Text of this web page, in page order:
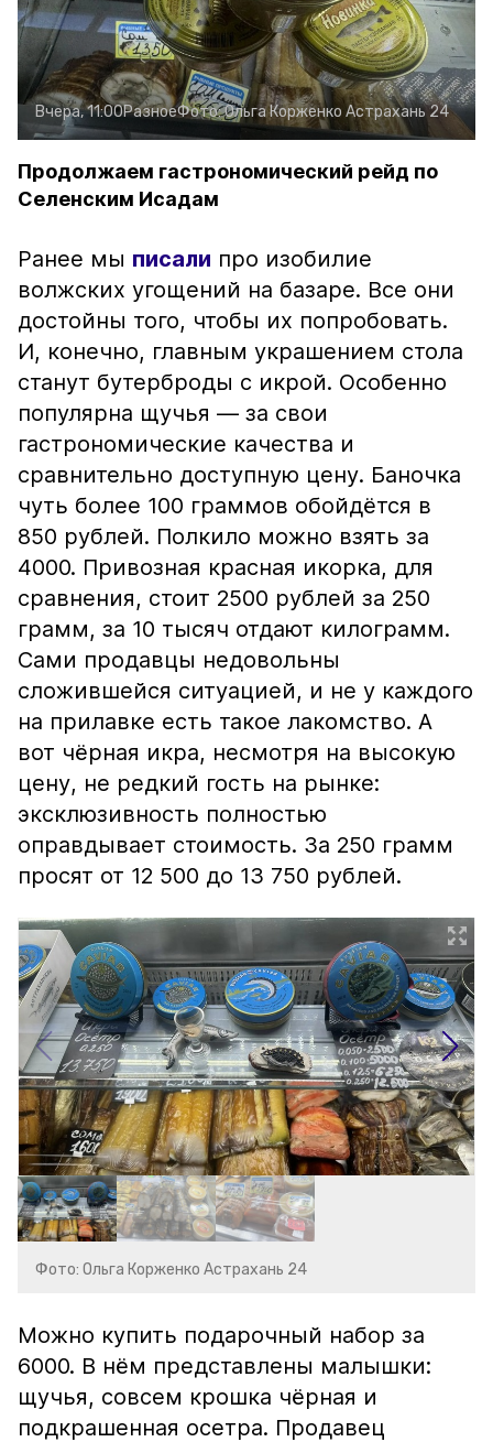
Вчера, 11:00РазноеФото:Ольга Корженко Астрахань 24
Продолжаем гастрономический рейд по
Селенским Исадам
Ранее мы писали про изобилие
волжских угощений на базаре. Все они
достойны того, чтобы их попробовать.
И, конечно, главным украшением стола
станут бутерброды с икрой. Особенно
популярна щучья — за свои
гастрономические качества и
сравнительно доступную цену. Баночка
чуть более 100 граммов обойдётся в
850 рублей. Полкило можно взять за
4000. Привозная красная икорка, для
сравнения, стоит 2500 рублей за 250
грамм, за 10 тысяч отдают килограмм.
Сами продавцы недовольны
сложившейся ситуацией, и не у каждого
на прилавке есть такое лакомство. А
вот чёрная икра, несмотря на высокую
цену, не редкий гость на рынке:
эксклюзивность полностью
оправдывает стоимость. За 250 грамм
просят от 12 500 до 13 750 рублей.
Фото: Ольга Корженко Астрахань 24
Можно купить подарочный набор за
6000. В нём представлены малышки:
щучья, совсем крошка чёрная и
подкрашенная осетра. Продавец